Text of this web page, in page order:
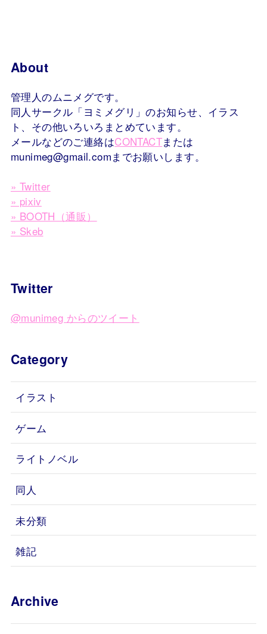
About
管理人のムニメグです。
同人サークル「ヨミメグリ」のお知らせ、イラス
ト、その他いろいろまとめています。
メールなどのご連絡はCONTACTまたは
munimeg@gmail.comまでお願いします。
» Twitter
» pixiv
» BOOTH（通販）
» Skeb
Twitter
@munimeg からのツイート
Category
イラスト
ゲーム
ライトノベル
同人
未分類
雑記
Archive